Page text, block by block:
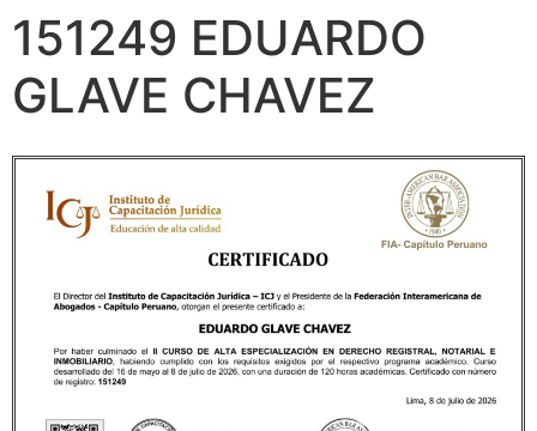
151249 EDUARDO
GLAVE CHAVEZ